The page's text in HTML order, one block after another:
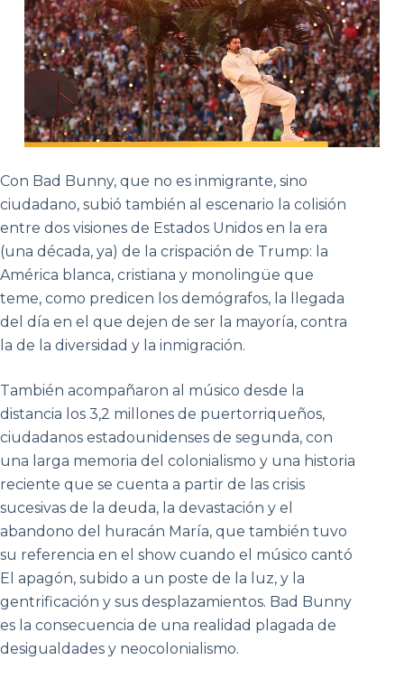
Con Bad Bunny, que no es inmigrante, sino
ciudadano, subió también al escenario la colisión
entre dos visiones de Estados Unidos en la era
(una década, ya) de la crispación de Trump: la
América blanca, cristiana y monolingüe que
teme, como predicen los demógrafos, la llegada
del día en el que dejen de ser la mayoría, contra
la de la diversidad y la inmigración.
También acompañaron al músico desde la
distancia los 3,2 millones de puertorriqueños,
ciudadanos estadounidenses de segunda, con
una larga memoria del colonialismo y una historia
reciente que se cuenta a partir de las crisis
sucesivas de la deuda, la devastación y el
abandono del huracán María, que también tuvo
su referencia en el show cuando el músico cantó
El apagón, subido a un poste de la luz, y la
gentrificación y sus desplazamientos. Bad Bunny
es la consecuencia de una realidad plagada de
desigualdades y neocolonialismo.